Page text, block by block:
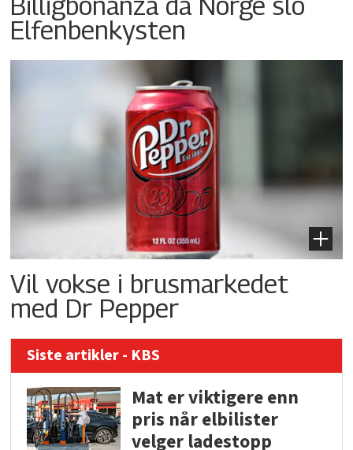
Elfenbenkysten
Vil vokse i brusmarkedet
med Dr Pepper
Siste artikler - KBS
Mat er viktigere enn
pris når elbilister
velger ladestopp